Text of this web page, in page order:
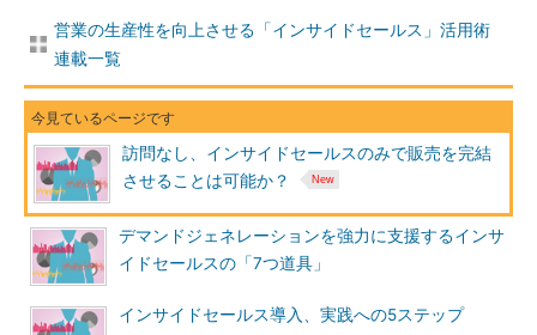
営業の生産性を向上させる「インサイドセールス」活用術
連載一覧
訪問なし、インサイドセールスのみで販売を完結
させることは可能か？
デマンドジェネレーションを強力に支援するインサ
イドセールスの「7つ道具」
インサイドセールス導入、実践への5ステップ